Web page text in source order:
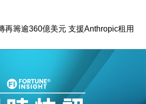
再籌逾360億美元 支援Anthropic租用
部擬擴大金屬關稅範圍 14類產品或加徵
K11 9月升級會員制度 增鉑金卡級別鎖